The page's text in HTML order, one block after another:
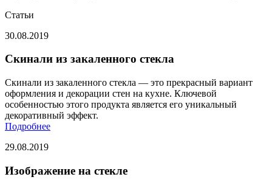
Статьи
30.08.2019
Скинали из закаленного стекла
Скинали из закаленного стекла — это прекрасный вариант
оформления и декорации стен на кухне. Ключевой
особенностью этого продукта является его уникальный
декоративный эффект.
Подробнее
29.08.2019
Изображение на стекле